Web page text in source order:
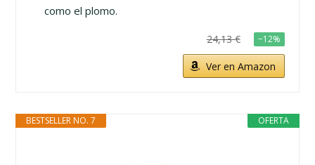
como el plomo.
24,13 € −12%
Ver en Amazon
OFERTA
BESTSELLER NO. 7